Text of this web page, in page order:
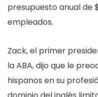
presupuesto anual de
empleados.
Zack, el primer
la ABA, dijo que le
hispanos en su